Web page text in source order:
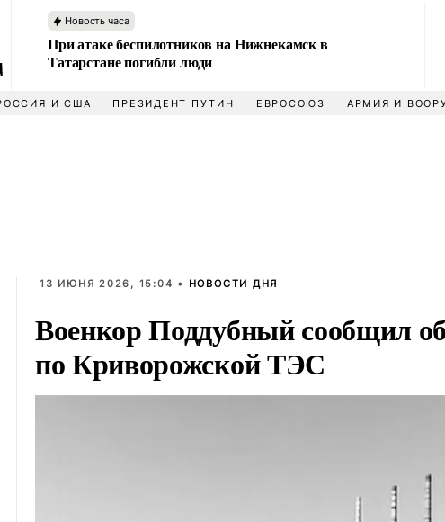
Новость часа
При атаке беспилотников на Нижнекамск в
Татарстане погибли люди
И США ПРЕЗИДЕНТ ПУТИН ЕВРОСОЮЗ АРМИЯ И
13 ИЮНЯ 2026, 15:04 • НОВОСТИ ДНЯ
Военкор Поддубный сообщил
по Криворожской ТЭС